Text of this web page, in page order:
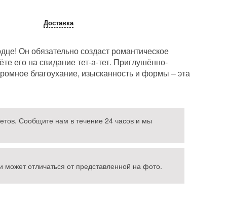
Доставка
Он обязательно создаст романтическое
его на свидание тет-а-тет. Приглушённо-
благоухание, изысканность и формы – эта
Сообщите нам в течение 24 часов и мы
может отличаться от представленной на фото.